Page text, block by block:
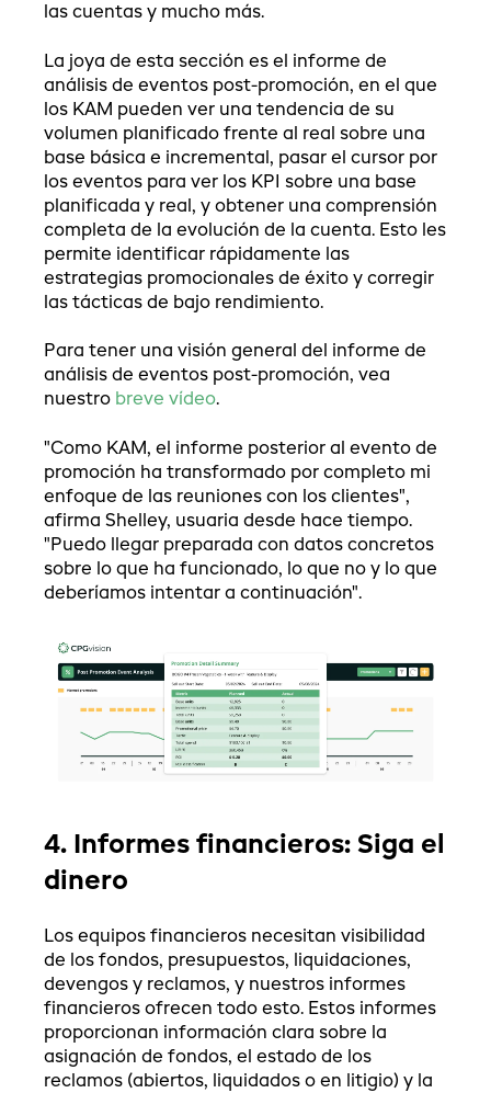
las cuentas y mucho más.
La joya de esta sección es el informe de
análisis de eventos post-promoción, en el que
los KAM pueden ver una tendencia de su
volumen planificado frente al real sobre una
base básica e incremental, pasar el cursor por
los eventos para ver los KPI sobre una base
planificada y real, y obtener una comprensión
completa de la evolución de la cuenta. Esto les
permite identificar rápidamente las
estrategias promocionales de éxito y corregir
las tácticas de bajo rendimiento.
Para tener una visión general del informe de
análisis de eventos post-promoción, vea
nuestro breve vídeo.
"Como KAM, el informe posterior al evento de
promoción ha transformado por completo mi
enfoque de las reuniones con los clientes",
afirma Shelley, usuaria desde hace tiempo.
"Puedo llegar preparada con datos concretos
sobre lo que ha funcionado, lo que no y lo que
deberíamos intentar a continuación".
4. Informes financieros: Siga el
dinero
Los equipos financieros necesitan visibilidad
de los fondos, presupuestos, liquidaciones,
devengos y reclamos, y nuestros informes
financieros ofrecen todo esto. Estos informes
proporcionan información clara sobre la
asignación de fondos, el estado de los
reclamos (abiertos, liquidados o en litigio) y la